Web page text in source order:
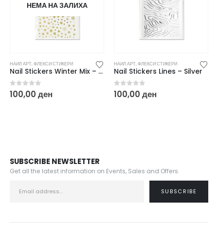
НЕМА НА ЗАЛИХА
НАИЛ АРТ,ФЛЕКСИ СТИКЕРИ
Nail Stickers Winter Mix – Gold
0out of 5
100,00 ден
НАИЛ АРТ,ФЛЕКСИ СТИКЕРИ
Nail Stickers Lines – Silver
0out of 5
100,00 ден
SUBSCRIBE NEWSLETTER
Get all the latest information on Events, Sales and Offers.